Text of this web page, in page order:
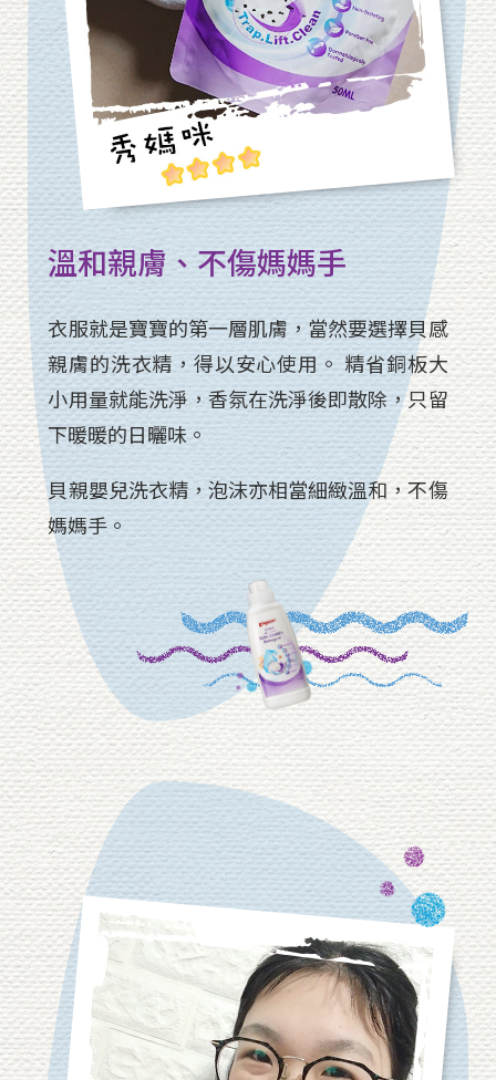
溫和親膚、不傷媽媽手
衣服就是寶寶的第一層肌膚，當然要選擇貝感
親膚的洗衣精，得以安心使用。 精省銅板大
小用量就能洗淨，香氛在洗淨後即散除，只留
下暖暖的日曬味。
貝親嬰兒洗衣精，泡沫亦相當細緻溫和，不傷
媽媽手。